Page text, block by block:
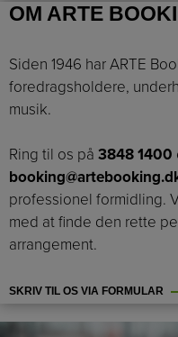
OM ARTE
Siden 1946 har ARTE
foredragsholdere,
musik.
Ring til os på 3848 1400
professionel formidling.
med at finde den rette
arrangement.
SKRIV TIL OS VIA FORMULAR